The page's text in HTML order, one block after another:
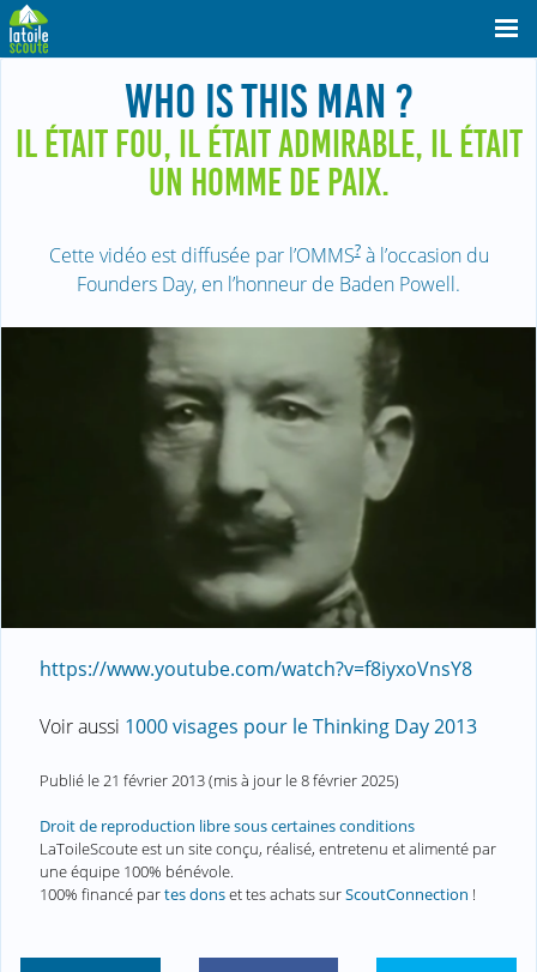
WHO IS THIS MAN ?
IL ÉTAIT FOU, IL ÉTAIT ADMIRABLE, IL ÉTAIT
UN HOMME DE PAIX.
Cette vidéo est diffusée par l’OMMS?à l’occasion du
Founders Day, en l’honneur de Baden Powell.
https://www.youtube.com/watch?v=f8iyxoVnsY8
Voir aussi 1000 visages pour le Thinking Day 2013
Publié le21 février 2013(mis à jour le8 février 2025)
Droit de reproduction libre sous certaines conditions
LaToileScoute est un site conçu, réalisé, entretenu et alimenté par
une équipe 100% bénévole.
100% financé partes donset tes achats surScoutConnection !